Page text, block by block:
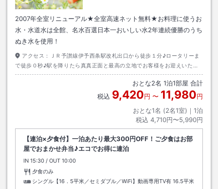
2007年全室リニューアル★全室高速ネット無料★お料理に使うお
水・水道水は全館、名水百選日本一おいしい水2年連続優勝のうち
ぬき水を使用！
アクセス：
ＪＲ予讃線伊予西条駅改札出口から徒歩１分♪ロータリーま
で徒歩０秒♪駅を降りたら真真正面と最高の立地でお客様をお迎えいたし
ます。
おとな2名 1泊1部屋 合計
税込 9,420円 〜 11,980円
おとな1名 (2名1室)｜ 1泊
税込 4,710円〜5,990円
【連泊×夕食付】一泊あたり最大300円OFF！ご夕食はお部
屋でおまかせ弁当♪エコでお得に連泊
IN チェックイン
15:30 / OUT チェックアウト
10:00
夕食のみ
シングル【16．5平米／セミダブル／WiFi】動画専用TV有 16.5平米